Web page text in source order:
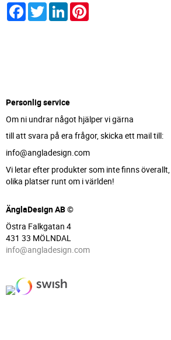
Facebook
TwitterLinkedIn
Personlig service
Om ni undrar något hjälper vi gärna
till att svara på era frågor, skicka ett mail till:
info@angladesign.com
Vi letar efter produkter som inte finns
olika platser runt om i världen!
ÄnglaDesign AB ©
Östra Falkgatan 4
431 33 MÖLNDAL
info@angladesign.com